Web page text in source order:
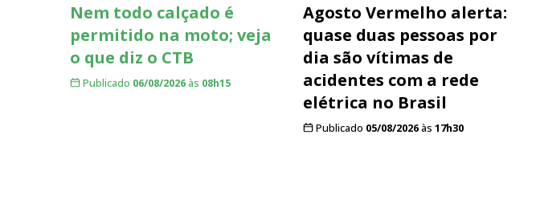
Nem todo calçado é
permitido na moto; veja
o que diz o CTB
Publicado 06/08/2026às 08h15
Agosto Vermelho alerta:
quase duas pessoas por
dia são vítimas de
acidentes com a rede
elétrica no Brasil
Publicado 05/08/2026às 17h30